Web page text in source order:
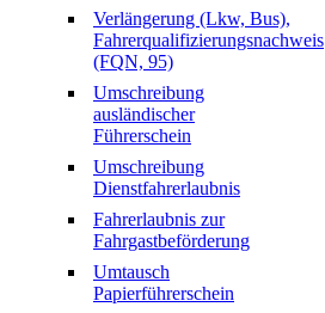
Verlängerung (Lkw, Bus),
Fahrerqualifizierungsnachweis
(FQN, 95)
Umschreibung
ausländischer
Führerschein
Umschreibung
Dienstfahrerlaubnis
Fahrerlaubnis zur
Fahrgastbeförderung
Umtausch
Papierführerschein